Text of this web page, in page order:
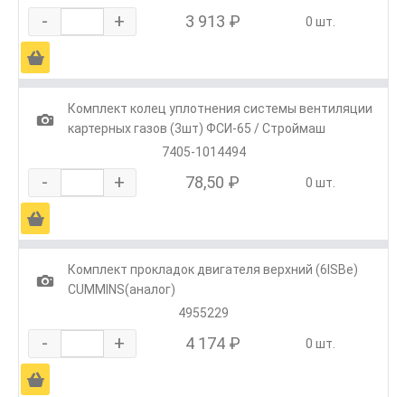
- + 3 913 ₽ 0 шт.
Ä
1
Комплект колец уплотнения системы вентиляции
картерных газов (3шт) ФСИ-65 / Строймаш
7405-1014494
- + 78,50 ₽ 0 шт.
Ä
1
Комплект прокладок двигателя верхний (6ISBe)
CUMMINS(аналог)
4955229
- + 4 174 ₽ 0 шт.
Ä